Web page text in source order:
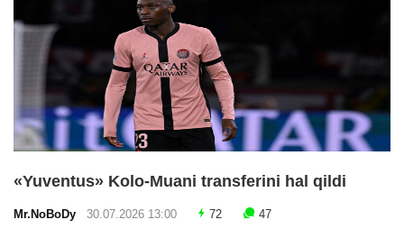
«Yuventus» Kolo-Muani transferini hal qildi
Mr.NoBoDy 30.07.2026 13:00 72 47